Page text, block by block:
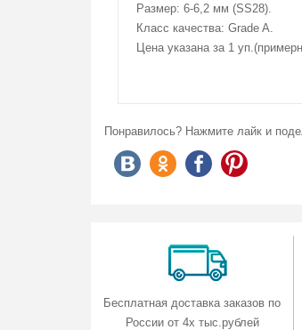
Размер: 6-6,2 мм (SS28).
Класс качества: Grade A.
Цена указана за 1
Понравилось? Нажмите лайк и
Бесплатная доставка заказов по
России от 4х тыс.рублей